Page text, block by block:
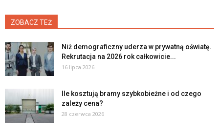
ZOBACZ TEŻ
Niż demograficzny uderza w prywatną oświatę.
Rekrutacja na 2026 rok całkowicie...
16 lipca 2026
Ile kosztują bramy szybkobieżne i od czego
zależy cena?
28 czerwca 2026